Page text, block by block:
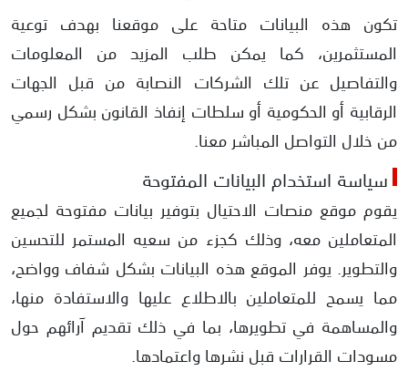
تكون هذه البيانات متاحة على موقعنا بهدف توعية
المستثمرين، كما يمكن طلب المزيد من المعلومات
والتفاصيل عن تلك الشركات النصابة من قبل الجهات
الرقابية أو الحكومية أو سلطات إنفاذ القانون بشكل رسمي
من خلال التواصل المباشر معنا.
سياسة استخدام البيانات المفتوحة
يقوم موقع منصات الاحتيال بتوفير بيانات مفتوحة لجميع
المتعاملين معه، وذلك كجزء من سعيه المستمر للتحسين
والتطوير. يوفر الموقع هذه البيانات بشكل شفاف وواضح،
مما يسمح للمتعاملين بالاطلاع عليها والاستفادة منها،
والمساهمة في تطويرها، بما في ذلك تقديم آرائهم حول
مسودات القرارات قبل نشرها واعتمادها.